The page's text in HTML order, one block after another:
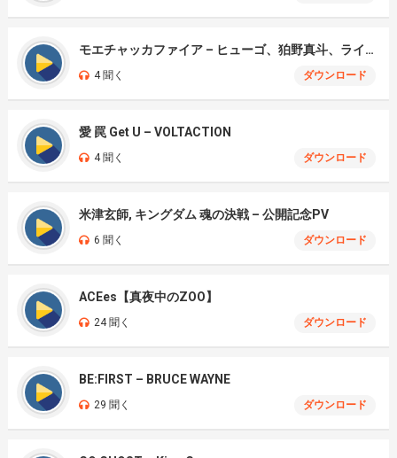
モエチャッカファイア – ヒューゴ、狛野真斗、ライト、セヴェリアン (Cover )
4 聞く ダウンロード
愛 罠 Get U – VOLTACTION
4 聞く ダウンロード
米津玄師, キングダム 魂の決戦 – 公開記念PV
6 聞く ダウンロード
ACEes【真夜中のZOO】
24 聞く ダウンロード
BE:FIRST – BRUCE WAYNE
29 聞く ダウンロード